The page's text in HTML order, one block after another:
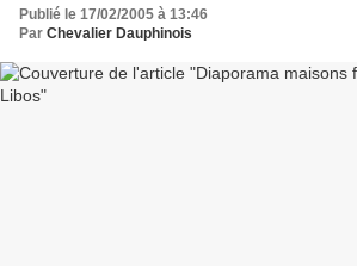
Publié le 17/02/2005 à 13:46
Par Chevalier Dauphinois